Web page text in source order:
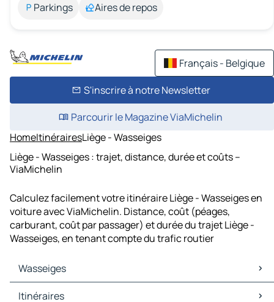
Parkings
Aires de repos
Français - Belgique
S'inscrire à notre Newsletter
Parcourir le Magazine ViaMichelin
HomeItinérairesLiège - Wasseiges
Liège - Wasseiges : trajet, distance, durée et coûts –
ViaMichelin
Calculez facilement votre itinéraire Liège - Wasseiges en
voiture avec ViaMichelin. Distance, coût (péages,
carburant, coût par passager) et durée du trajet Liège -
Wasseiges, en tenant compte du trafic routier
Wasseiges
Wasseiges Cartes et plans
Itinéraires